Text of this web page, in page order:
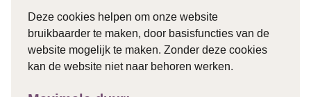
Deze cookies helpen om onze website
bruikbaarder te maken, door basisfuncties van de
website mogelijk te maken. Zonder deze cookies
kan de website niet naar behoren werken.